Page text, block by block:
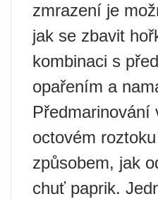
zmrazení je
jak se zbavit
kombinaci s
opařením a
Předmarinování
octovém
způsobem, jak
chuť paprik.